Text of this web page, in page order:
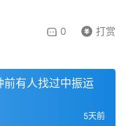
0 打赏
有人找过中振运
5天前